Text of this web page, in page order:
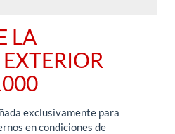
LA
exclusivamente para
en condiciones de